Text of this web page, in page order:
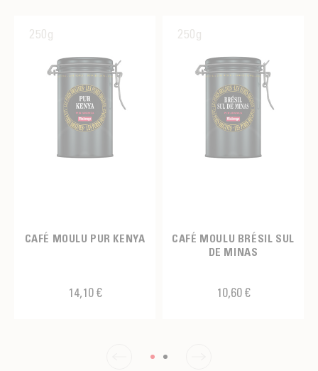
250g
CAFÉ MOULU PUR KENYA
14,10 €
250g
CAFÉ MOULU BRÉSIL SUL
DE MINAS
10,60 €